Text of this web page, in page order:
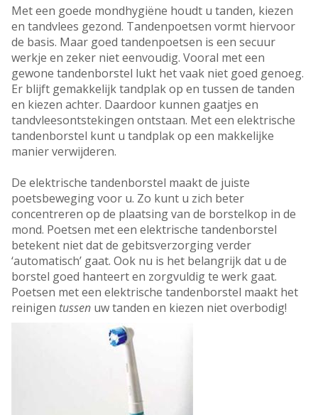
Met een goede mondhygiëne houdt u tanden, kiezen
en tandvlees gezond. Tandenpoetsen vormt hiervoor
de basis. Maar goed tandenpoetsen is een secuur
werkje en zeker niet eenvoudig. Vooral met een
gewone tandenborstel lukt het vaak niet goed genoeg.
Er blijft gemakkelijk tandplak op en tussen de tanden
en kiezen achter. Daardoor kunnen gaatjes en
tandvleesontstekingen ontstaan. Met een elektrische
tandenborstel kunt u tandplak op een makkelijke
manier verwijderen.
De elektrische tandenborstel maakt de juiste
poetsbeweging voor u. Zo kunt u zich beter
concentreren op de plaatsing van de borstelkop in de
mond. Poetsen met een elektrische tandenborstel
betekent niet dat de gebitsverzorging verder
‘automatisch’ gaat. Ook nu is het belangrijk dat u de
borstel goed hanteert en zorgvuldig te werk gaat.
Poetsen met een elektrische tandenborstel maakt het
reinigen tussen uw tanden en kiezen niet overbodig!